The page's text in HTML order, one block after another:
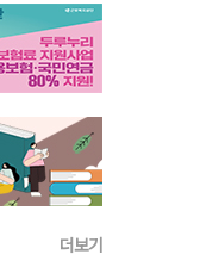
더보기